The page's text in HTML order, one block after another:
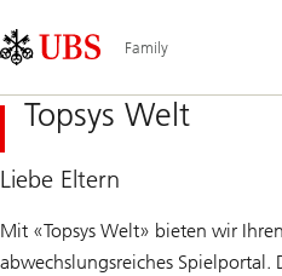
Links
Area
Family
Topsys Welt
Liebe Eltern
Mit «Topsys Welt» bieten wir
abwechslungsreiches